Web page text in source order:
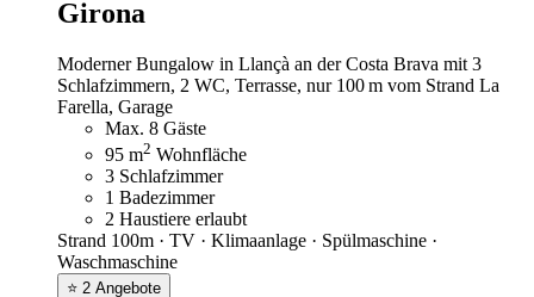
Girona
Moderner Bungalow in Llançà an der Costa Brava mit 3
Schlafzimmern, 2 WC, Terrasse, nur 100 m vom Strand La
Farella, Garage
Max. 8 Gäste
95 m2 Wohnfläche
3 Schlafzimmer
1 Badezimmer
2 Haustiere erlaubt
Strand 100m · TV · Klimaanlage · Spülmaschine ·
Waschmaschine
⭐ 2 Angebote